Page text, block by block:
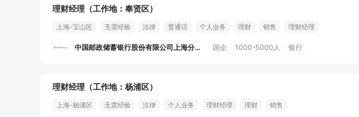
理财经理（工作地：奉贤区）
上海-宝山区 无需经验 法律 普通话 个人业务 理财 销售 理财经理
中国邮政储蓄银行股份有限公司上海分行 国企 1000-5000人 银行
理财经理（工作地：杨浦区）
上海-杨浦区 无需经验 法律 个人业务 理财经理 理财 销售